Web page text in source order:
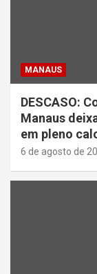
MANAUS
DESCASO:
Manaus
em pleno
6 de agosto de